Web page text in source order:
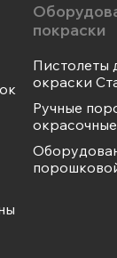
покраски
Пистолеты
окраски
Ручные